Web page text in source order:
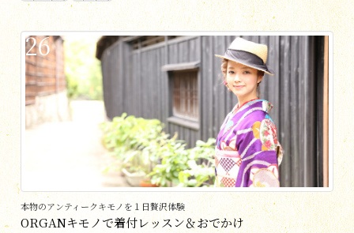
26
本物のアンティークキモノを１日贅沢体験
ORGANキモノで着付レッスン＆おでかけ